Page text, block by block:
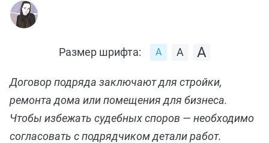
Размер шрифта:
Договор подряда заключают для стройки,
ремонта дома или помещения для бизнеса.
Чтобы избежать судебных споров — необходимо
согласовать с подрядчиком детали работ.